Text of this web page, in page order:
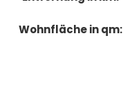
Wohnfläche in qm: